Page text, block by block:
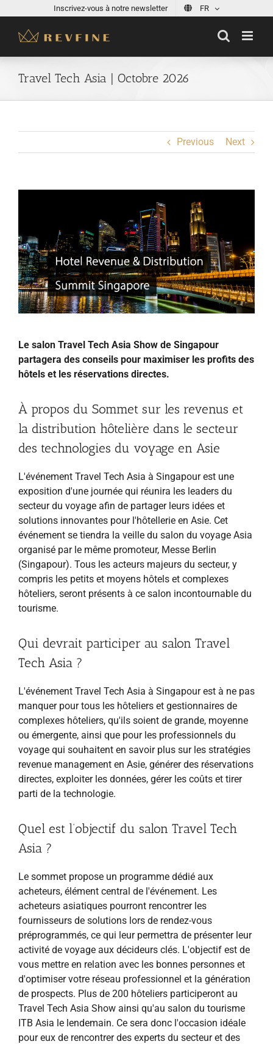
content
Inscrivez-vous à notre newsletter FR
Travel Tech Asia | Octobre 2026
Previous Next
Le salon Travel Tech Asia Show de Singapour
partagera des conseils pour maximiser les profits des
hôtels et les réservations directes.
À propos du Sommet sur les revenus et
la distribution hôtelière dans le secteur
des technologies du voyage en Asie
L'événement Travel Tech Asia à Singapour est une
exposition d'une journée qui réunira les leaders du
secteur du voyage afin de partager leurs idées et
solutions innovantes pour l'hôtellerie en Asie. Cet
événement se tiendra la veille du salon du voyage Asia
organisé par le même promoteur, Messe Berlin
(Singapour). Tous les acteurs majeurs du secteur, y
compris les petits et moyens hôtels et complexes
hôteliers, seront présents à ce salon incontournable du
tourisme.
Qui devrait participer au salon Travel
Tech Asia ?
L'événement Travel Tech Asia à Singapour est à ne pas
manquer pour tous les hôteliers et gestionnaires de
complexes hôteliers, qu'ils soient de grande, moyenne
ou émergente, ainsi que pour les professionnels du
voyage qui souhaitent en savoir plus sur les stratégies
revenue management en Asie, générer des réservations
directes, exploiter les données, gérer les coûts et tirer
parti de la technologie.
Quel est l’objectif du salon Travel Tech
Asia ?
Le sommet propose un programme dédié aux
acheteurs, élément central de l'événement. Les
acheteurs asiatiques pourront rencontrer les
fournisseurs de solutions lors de rendez-vous
préprogrammés, ce qui leur permettra de présenter leur
activité de voyage aux décideurs clés. L'objectif est de
vous mettre en relation avec les bonnes personnes et
d'optimiser votre réseau professionnel et la génération
de prospects. Plus de 200 hôteliers participeront au
Travel Tech Asia Show ainsi qu'au salon du tourisme
ITB Asia le lendemain. Ce sera donc l'occasion idéale
pour eux de rencontrer des experts du secteur et des